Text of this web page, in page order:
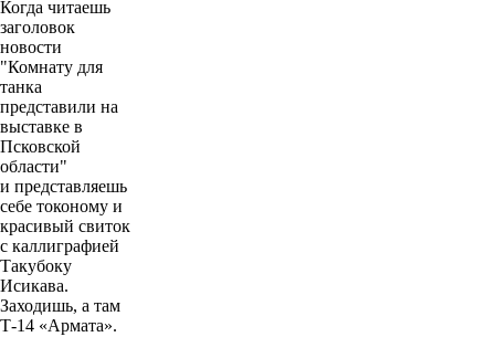
Когда читаешь
заголовок
новости
"Комнату для
танка
представили на
выставке в
Псковской
области"
и представляешь
себе токоному и
красивый свиток
с каллиграфией
Такубоку
Исикава.
Заходишь, а там
Т-14 «Армата».